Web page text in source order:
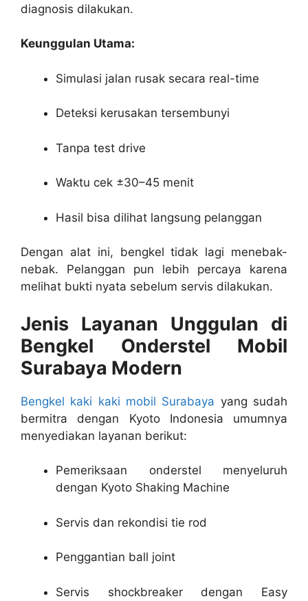
diagnosis dilakukan.
Keunggulan Utama:
Simulasi jalan rusak secara real-time
Deteksi kerusakan tersembunyi
Tanpa test drive
Waktu cek ±30–45 menit
Hasil bisa dilihat langsung pelanggan
Dengan alat ini, bengkel tidak lagi menebak-
nebak. Pelanggan pun lebih percaya karena
melihat bukti nyata sebelum servis dilakukan.
Jenis Layanan Unggulan di
Bengkel Onderstel Mobil
Surabaya Modern
Bengkel kaki kaki mobil Surabaya yang sudah
bermitra dengan Kyoto Indonesia umumnya
menyediakan layanan berikut:
Pemeriksaan onderstel menyeluruh
dengan Kyoto Shaking Machine
Servis dan rekondisi tie rod
Penggantian ball joint
Servis shockbreaker dengan Easy